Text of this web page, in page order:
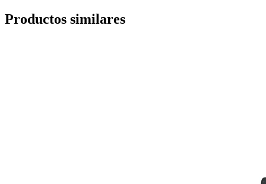
Productos similares